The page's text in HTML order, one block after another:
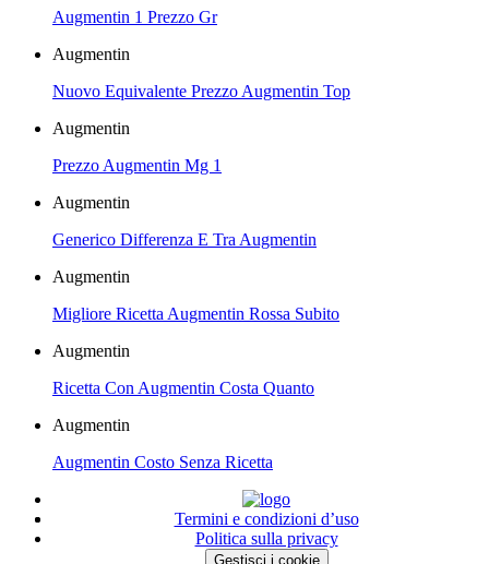
Augmentin 1 Prezzo Gr
Augmentin
Nuovo Equivalente Prezzo Augmentin Top
Augmentin
Prezzo Augmentin Mg 1
Augmentin
Generico Differenza E Tra Augmentin
Augmentin
Migliore Ricetta Augmentin Rossa Subito
Augmentin
Ricetta Con Augmentin Costa Quanto
Augmentin
Augmentin Costo Senza Ricetta
Termini e condizioni d’uso
Politica sulla privacy
Gestisci i cookie